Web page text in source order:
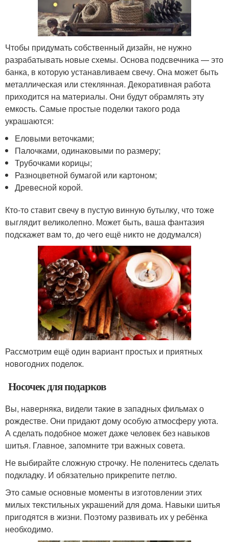
Чтобы придумать собственный дизайн, не нужно
разрабатывать новые схемы. Основа подсвечника — это
банка, в которую устанавливаем свечу. Она может быть
металлическая или стеклянная. Декоративная работа
приходится на материалы. Они будут обрамлять эту
емкость. Самые простые поделки такого рода
украшаются:
Еловыми веточками;
Палочками, одинаковыми по размеру;
Трубочками корицы;
Разноцветной бумагой или картоном;
Древесной корой.
Кто-то ставит свечу в пустую винную бутылку, что тоже
выглядит великолепно. Может быть, ваша фантазия
подскажет вам то, до чего ещё никто не додумался)
Рассмотрим ещё один вариант простых и приятных
новогодних поделок.
Носочек для подарков
Вы, наверняка, видели такие в западных фильмах о
рождестве. Они придают дому особую атмосферу уюта.
А сделать подобное может даже человек без навыков
шитья. Главное, запомните три важных совета.
Не выбирайте сложную строчку. Не поленитесь сделать
подкладку. И обязательно прикрепите петлю.
Это самые основные моменты в изготовлении этих
милых текстильных украшений для дома. Навыки шитья
пригодятся в жизни. Поэтому развивать их у ребёнка
необходимо.